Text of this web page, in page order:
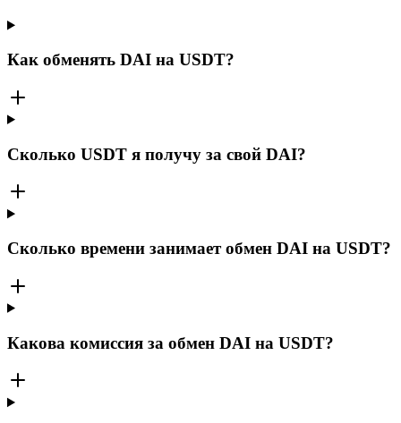
Как обменять DAI на USDT?
Сколько USDT я получу за свой DAI?
Сколько времени занимает обмен DAI на USDT?
Какова комиссия за обмен DAI на USDT?